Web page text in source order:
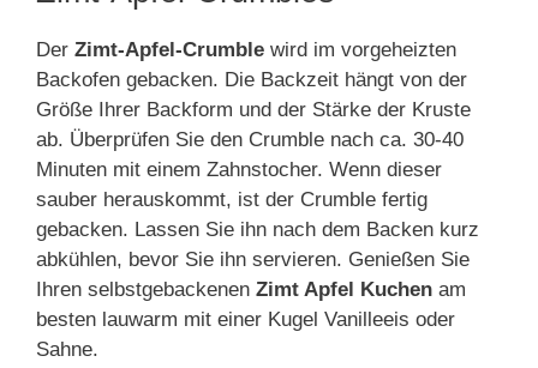
Der Zimt-Apfel-Crumble wird im vorgeheizten
Backofen gebacken. Die Backzeit hängt von der
Größe Ihrer Backform und der Stärke der Kruste
ab. Überprüfen Sie den Crumble nach ca. 30-40
Minuten mit einem Zahnstocher. Wenn dieser
sauber herauskommt, ist der Crumble fertig
gebacken. Lassen Sie ihn nach dem Backen kurz
abkühlen, bevor Sie ihn servieren. Genießen Sie
Ihren selbstgebackenen Zimt Apfel Kuchen am
besten lauwarm mit einer Kugel Vanilleeis oder
Sahne.